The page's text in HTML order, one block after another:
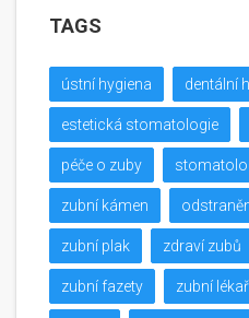
TAGS
ústní hygiena dentální
estetická stomatologie
péče o zuby
zubní kámen
zubní plak zdraví zubů
zubní fazety zubní lékař